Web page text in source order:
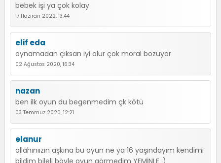
bebek işi ya çok kolay
17 Haziran 2022, 13:44
elif eda
oynamadan çıksan iyi olur çok moral bozuyor
02 Ağustos 2020, 16:34
nazan
ben ilk oyun du begenmedim çk kötü
03 Temmuz 2020, 12:21
elanur
allahınıızın aşkına bu oyun ne ya 16 yaşındayım kendimi
bildim bileli böyle oyun görmedim YEMİNLE :)